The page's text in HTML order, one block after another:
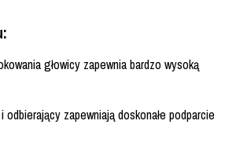
głowicy zapewnia bardzo wysoką
odbierający zapewniają doskonałe podparcie